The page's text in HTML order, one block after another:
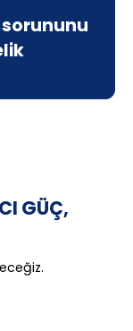
GÜÇ,